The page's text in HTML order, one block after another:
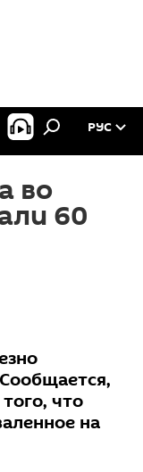
РУС
во
60
что
на